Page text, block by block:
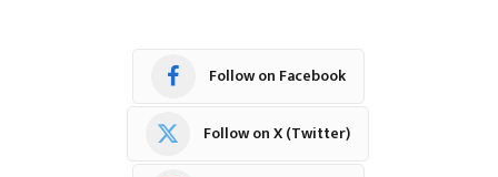
Follow on Facebook
Follow on X (Twitter)